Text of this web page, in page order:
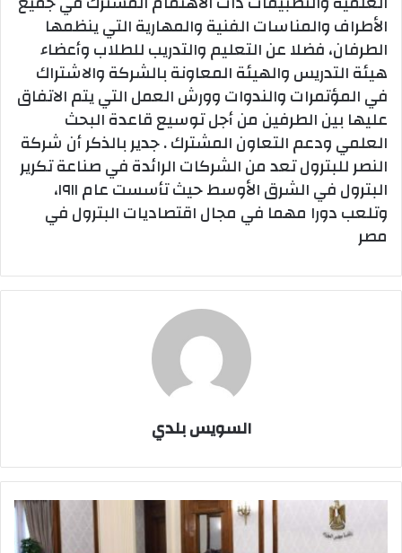
الأطراف والمناسات الفنية والمهارية التي ينظمها
الطرفان، فضلا عن التعليم والتدريب للطلاب وأعضاء
هيئة التدريس والهيئة المعاونة بالشركة والاشتراك
في المؤتمرات والندوات وورش العمل التي يتم الاتفاق
عليها بين الطرفين من أجل توسيع قاعدة البحث
العلمي ودعم التعاون المشترك . جدير بالذكر أن شركة
النصر للبترول تعد من الشركات الرائدة في صناعة تكرير
البترول في الشرق الأوسط حيث تأسست عام ١٩١١،
وتلعب دورا مهما في مجال اقتصاديات البترول في
مصر
السويس بلدي